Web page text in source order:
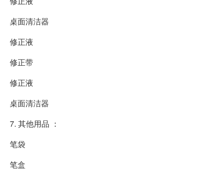
桌面清洁器
修正液
修正带
修正液
桌面清洁器
7. 其他用品 ：
笔袋
笔盒